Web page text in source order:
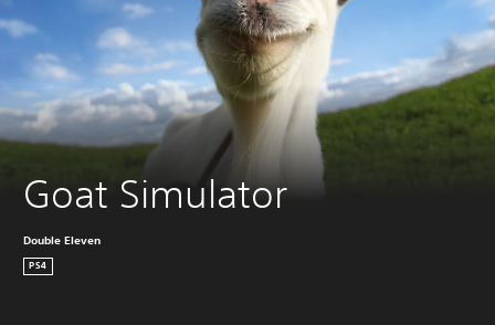
Goat Simulator
Double Eleven
PS4